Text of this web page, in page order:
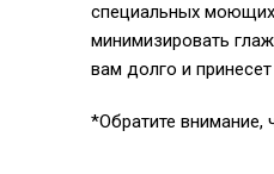
специальных моющих
минимизировать
вам долго и
*Обратите внимание,